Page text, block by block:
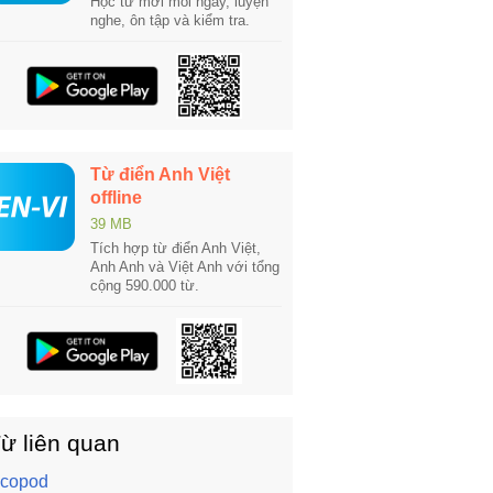
nghe, ôn tập và kiểm tra.
Từ điển Anh Việt
offline
39 MB
Tích hợp từ điển Anh Việt,
Anh Anh và Việt Anh với tổng
cộng 590.000 từ.
liên quan